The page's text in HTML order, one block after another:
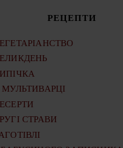
РЕЦЕПТИ
МУЛЬТИВАРЦІ
СТРАВИ